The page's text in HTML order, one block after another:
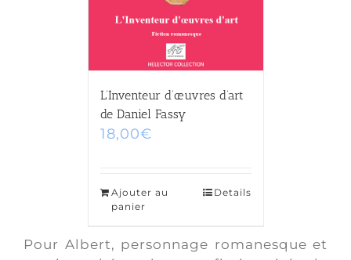
L’Inventeur d’œuvres d’art
de Daniel Fassy
18,00€
Ajouter au
panier
Details
Pour Albert, personnage romanesque et